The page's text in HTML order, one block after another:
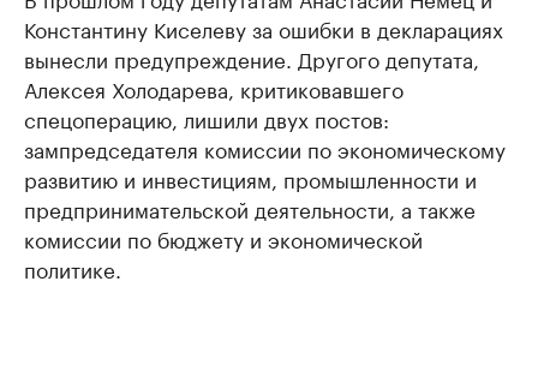
Константину Киселеву за ошибки в декларациях
вынесли предупреждение. Другого депутата,
Алексея Холодарева, критиковавшего
спецоперацию, лишили двух постов:
зампредседателя комиссии по экономическому
развитию и инвестициям, промышленности и
предпринимательской деятельности, а также
комиссии по бюджету и экономической
политике.